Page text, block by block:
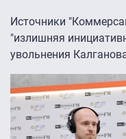
Источники
"излишняя
увольнения